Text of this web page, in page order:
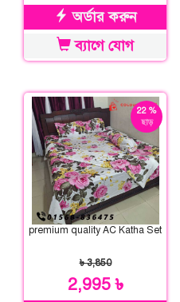
অর্ডার করুন
ব্যাগে যোগ
22 %
ছাড়
premium quality AC Katha Set
৳ 3,850
2,995 ৳